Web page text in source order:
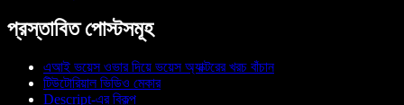
প্রস্তাবিত পোস্টসমূহ
এআই ভয়েস ওভার দিয়ে ভয়েস অ্যাক্টরের খরচ বাঁচান
টিউটোরিয়াল ভিডিও মেকার
Descript-এর বিকল্প